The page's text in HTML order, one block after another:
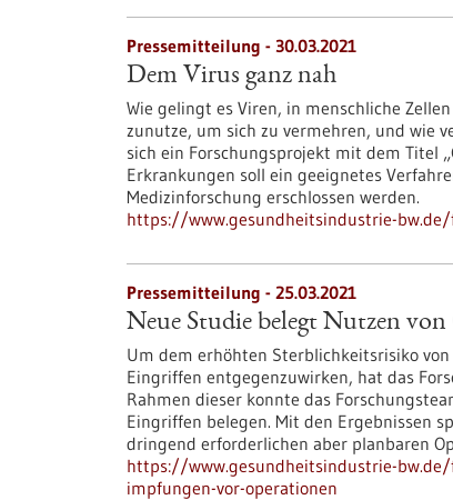
Pressemitteilung - 30.03.2021
Dem Virus ganz nah
Wie gelingt es Viren, in menschliche
zunutze, um sich zu vermehren, und wie
sich ein Forschungsprojekt mit dem Titel
Erkrankungen soll ein geeignetes
Medizinforschung erschlossen werden.
https://www.gesundheitsindustrie-
Pressemitteilung - 25.03.2021
Neue Studie belegt Nutzen
Um dem erhöhten Sterblichkeitsrisiko
Eingriffen entgegenzuwirken, hat das
Rahmen dieser konnte das
Eingriffen belegen. Mit den Ergebnissen
dringend erforderlichen aber planbaren
https://www.gesundheitsindustrie-
impfungen-vor-operationen